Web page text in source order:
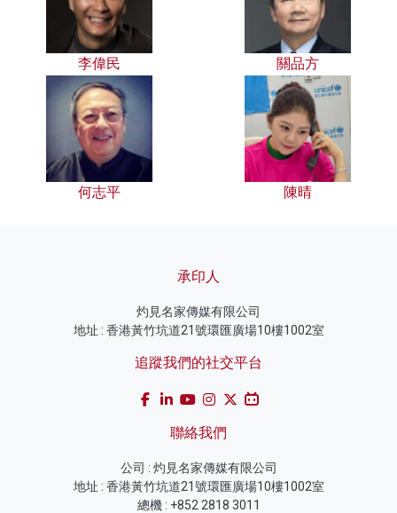
李偉民 關品方
何志平 陳晴
承印人
灼見名家傳媒有限公司
地址 : 香港黃竹坑道21號環匯廣場10樓1002室
追蹤我們的社交平台
聯絡我們
公司 : 灼見名家傳媒有限公司
地址 : 香港黃竹坑道21號環匯廣場10樓1002室
總機 : +852 2818 3011